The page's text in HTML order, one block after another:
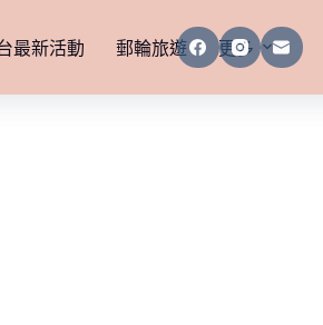
最新活動 郵輪旅遊 更多